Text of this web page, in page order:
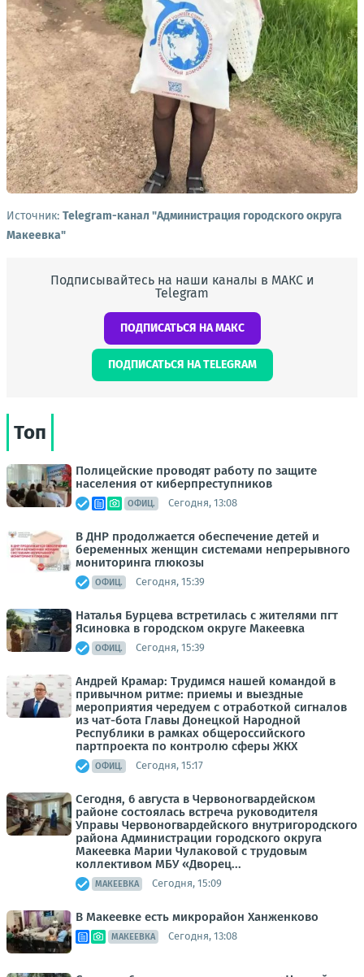
Источник: Telegram-канал "Администрация городского округа
Макеевка"
Подписывайтесь на наши каналы в МАКС и
Telegram
ПОДПИСАТЬСЯ НА МАКС
ПОДПИСАТЬСЯ НА TELEGRAM
Топ
Полицейские проводят работу по защите
населения от киберпреступников
ОФИЦ. Сегодня, 13:08
В ДНР продолжается обеспечение детей и
беременных женщин системами непрерывного
мониторинга глюкозы
ОФИЦ. Сегодня, 15:39
Наталья Бурцева встретилась с жителями пгт
Ясиновка в городском округе Макеевка
ОФИЦ. Сегодня, 15:39
Андрей Крамар: Трудимся нашей командой в
привычном ритме: приемы и выездные
мероприятия чередуем с отработкой сигналов
из чат-бота Главы Донецкой Народной
Республики в рамках общероссийского
партпроекта по контролю сферы ЖКХ
ОФИЦ. Сегодня, 15:17
Сегодня, 6 августа в Червоногвардейском
районе состоялась встреча руководителя
Управы Червоногвардейского внутригородского
района Администрации городского округа
Макеевка Марии Чулаковой с трудовым
коллективом МБУ «Дворец...
МАКЕЕВКА Сегодня, 15:09
В Макеевке есть микрорайон Ханженково
МАКЕЕВКА Сегодня, 13:08